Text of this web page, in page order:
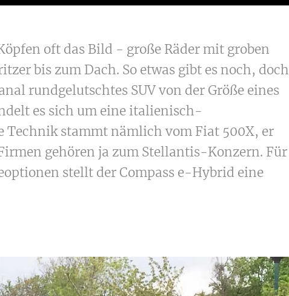
oft das Bild - große Räder mit groben
bis zum Dach. So etwas gibt es noch, doch
rundgelutschtes SUV von der Größe eines
es sich um eine italienisch-
Technik stammt nämlich vom Fiat 500X, er
gehören ja zum Stellantis-Konzern. Für
stellt der Compass e-Hybrid eine